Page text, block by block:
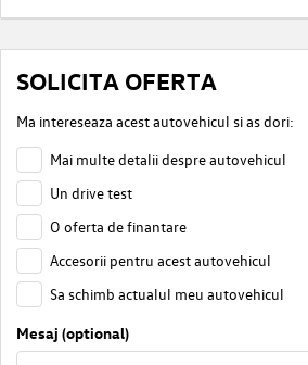
SOLICITA OFERTA
Ma intereseaza acest autovehicul si as dori:
Mai multe detalii despre autovehicul
Un drive test
O oferta de finantare
Accesorii pentru acest autovehicul
Sa schimb actualul meu autovehicul
Mesaj (optional)